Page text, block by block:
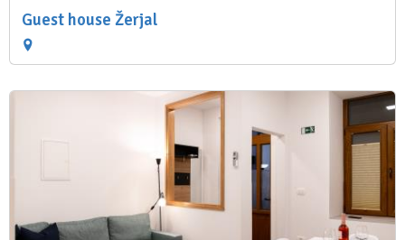
Guest house Žerjal